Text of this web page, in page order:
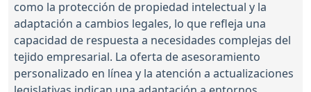
como la protección de propiedad intelectual y la
adaptación a cambios legales, lo que refleja una
capacidad de respuesta a necesidades complejas del
tejido empresarial. La oferta de asesoramiento
personalizado en línea y la atención a actualizaciones